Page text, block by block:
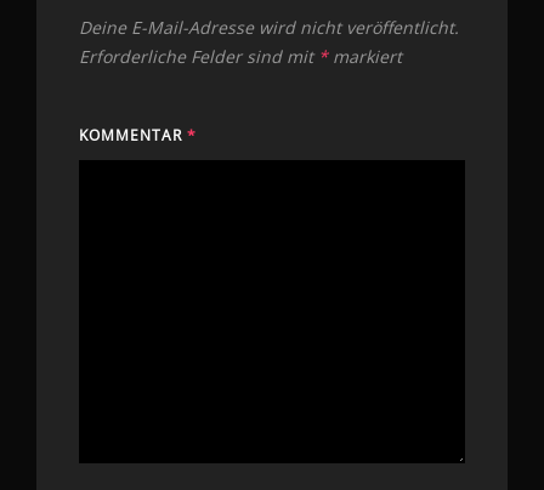
Deine E-Mail-Adresse wird nicht veröffentlicht.
Erforderliche Felder sind mit *markiert
KOMMENTAR *